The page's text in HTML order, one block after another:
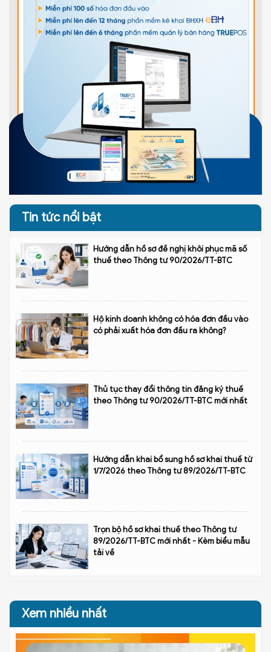
Tin tức nổi bật
Hướng dẫn hồ sơ đề nghị khôi phục mã số
thuế theo Thông tư 90/2026/TT-BTC
Hộ kinh doanh không có hóa đơn đầu vào
có phải xuất hóa đơn đầu ra không?
Thủ tục thay đổi thông tin đăng ký thuế
theo Thông tư 90/2026/TT-BTC mới nhất
Hướng dẫn khai bổ sung hồ sơ khai thuế từ
1/7/2026 theo Thông tư 89/2026/TT-BTC
Trọn bộ hồ sơ khai thuế theo Thông tư
89/2026/TT-BTC mới nhất - Kèm biểu mẫu
tải về
Xem nhiều nhất